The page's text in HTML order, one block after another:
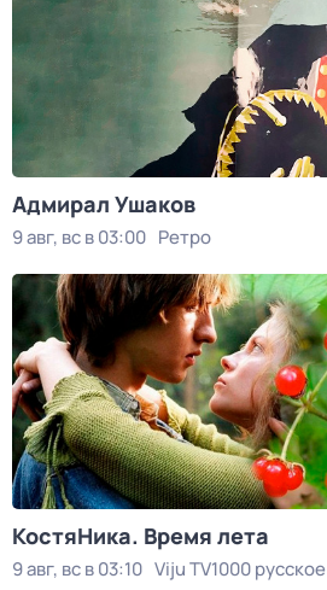
Адмирал Ушаков
9 авг, вс в 03:00 Ретро
КостяНика. Время лета
9 авг, вс в 03:10 Viju TV1000 русское